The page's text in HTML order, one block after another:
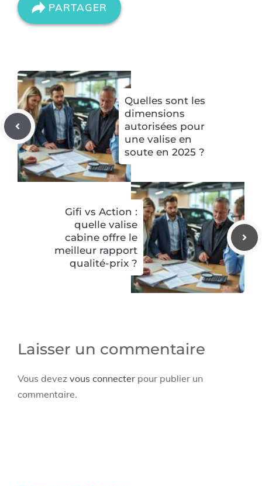
PARTAGER
Quelles sont les
dimensions
autorisées pour
une valise en
soute en 2025 ?
Gifi vs Action :
quelle valise
cabine offre le
meilleur rapport
qualité-prix ?
Laisser un commentaire
Vous devez vous connecter pour publier un
commentaire.